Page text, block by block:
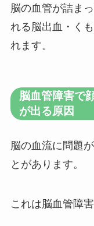
脳の血管が詰ま
れる脳出血・く
れます。
脳血管障害で
が出る原因
脳の血流に問題
とがあります。
これは脳血管障